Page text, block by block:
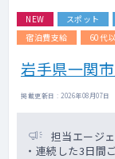
NEW スポット
宿泊費支給
60代
岩手県一関
掲載更新日 : 2026年08月07
担当エージ
・連続した3日間